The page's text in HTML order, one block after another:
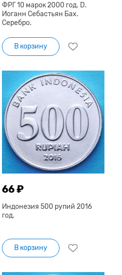
ФРГ 10 марок 2000 год. D.
Иоганн Себастьян Бах.
Серебро.
В корзину
66 ₽
Индонезия 500 рупий 2016
год.
В корзину